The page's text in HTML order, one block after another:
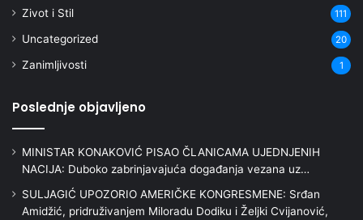
Zivot i Stil 111
Uncategorized 20
Zanimljivosti 1
Poslednje objavljeno
MINISTAR KONAKOVIĆ PISAO ČLANICAMA UJEDNJENIH
NACIJA: Duboko zabrinjavajuća događanja vezana uz…
SULJAGIĆ UPOZORIO AMERIČKE KONGRESMENE: Srđan
Amidžić, pridruživanjem Miloradu Dodiku i Željki Cvijanović,